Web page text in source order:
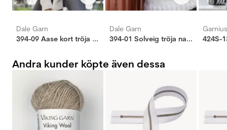
Dale Garn
394-09 Aase kort tröja natur
Dale Garn
394-01 Solveig tröja natur
Garnius
Andra kunder köpte även dessa